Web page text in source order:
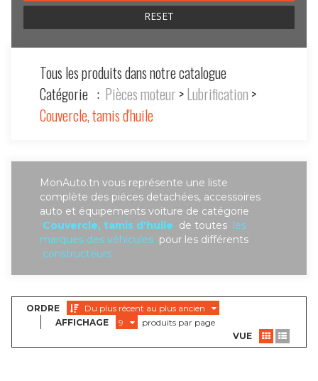
RESET
Tous les produits dans notre catalogue
Catégorie : Pièces moteur >Lubrification >
Couvercle, tamis d'huile
MonAuto.tn vous représente une liste
complète des piéces detachées, accessoires
auto et équipements voiture de catégorie
Couvercle, tamis d'huile de toutes les
marques des véhicules pour les différents
constructeurs
ORDRE
Du plus récent au plus ancien
AFFICHAGE
9
produits par page
VUE